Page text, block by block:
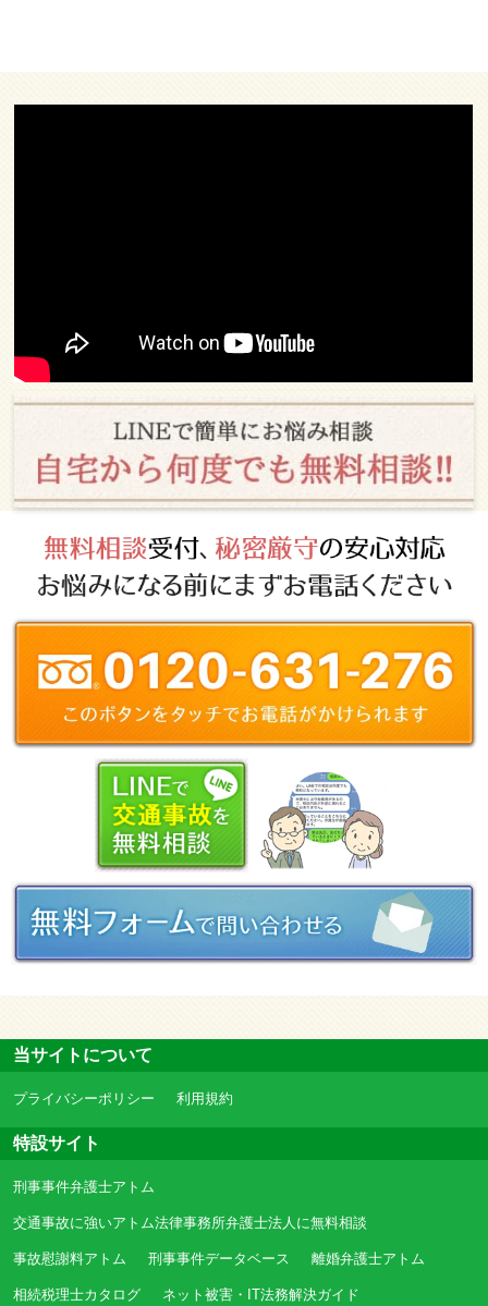
当サイトについて
プライバシーポリシー 利用規約
特設サイト
刑事事件弁護士アトム
交通事故に強いアトム法律事務所弁護士法人に無料相談
事故慰謝料アトム 刑事事件データベース 離婚弁護士アトム
相続税理士カタログ ネット被害・IT法務解決ガイド